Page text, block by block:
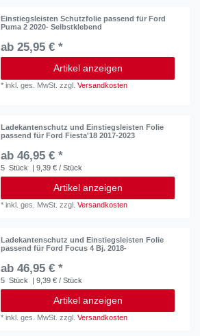
Einstiegsleisten Schutzfolie passend für Ford
Puma 2 2020- Selbstklebend
ab 25,95 € *
Artikel anzeigen
*inkl. ges. MwSt. zzgl.Versandkosten
Ladekantenschutz und Einstiegsleisten Folie
passend für Ford Fiesta'18 2017-2023
ab 46,95 € *
5 Stück | 9,39 € / Stück
Artikel anzeigen
*inkl. ges. MwSt. zzgl.Versandkosten
Ladekantenschutz und Einstiegsleisten Folie
passend für Ford Focus 4 Bj. 2018-
ab 46,95 € *
5 Stück | 9,39 € / Stück
Artikel anzeigen
*inkl. ges. MwSt. zzgl.Versandkosten